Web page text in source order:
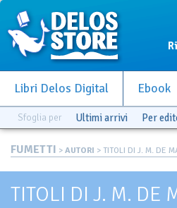
Libri Delos Digital Ebook
Sfoglia per Ultimi arrivi Per
FUMETTI > AUTORI > TITOLI DI J. M. DE
TITOLI DI J. M. DE